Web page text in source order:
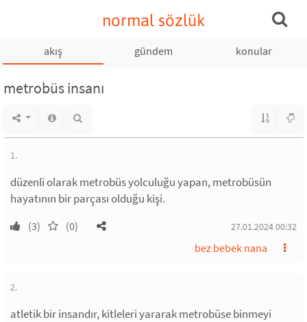
normal sözlük
akış gündem konular
metrobüs insanı
1.
düzenli olarak metrobüs yolculuğu yapan, metrobüsün
hayatının bir parçası olduğu kişi.
(3) (0) 27.01.2024 00:32
bez bebek nana
2.
atletik bir insandır, kitleleri yararak metrobüse binmeyi